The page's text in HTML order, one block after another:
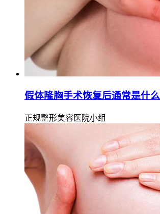
假体隆胸手术恢复后通常是什
正规整形美容医院小组